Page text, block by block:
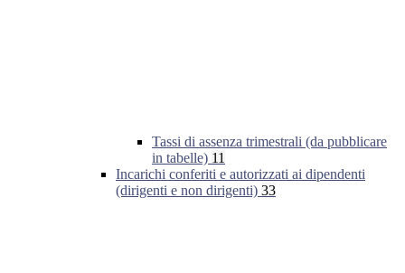
Tassi di assenza trimestrali (da pubblicare
in tabelle) 11
Incarichi conferiti e autorizzati ai dipendenti
(dirigenti e non dirigenti) 33